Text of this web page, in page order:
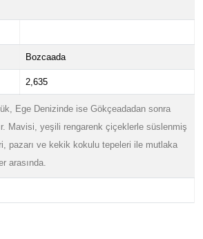
Bozcaada
2,635
Ege Denizinde ise Gökçeadadan sonra
Mavisi, yeşili rengarenk çiçeklerle süslenmiş
pazarı ve kekik kokulu tepeleri ile mutlaka
arasında.